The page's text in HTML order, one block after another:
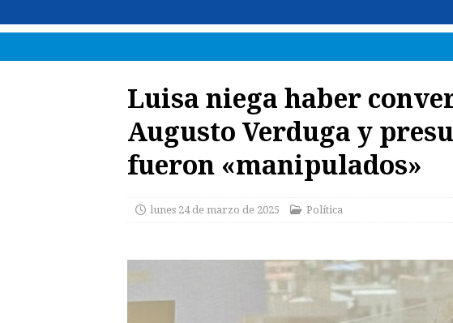
Luisa niega haber
Augusto Verduga y
fueron «manipulados»
lunes 24 de marzo de 2025 Política